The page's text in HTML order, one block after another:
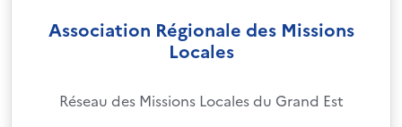
Association Régionale des Missions
Locales
Réseau des Missions Locales du Grand Est